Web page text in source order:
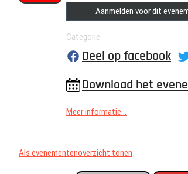
Aanmelden voor dit
Categorie
Deel op facebook
Download het
Meer informatie...
Als evenementenoverzicht tonen